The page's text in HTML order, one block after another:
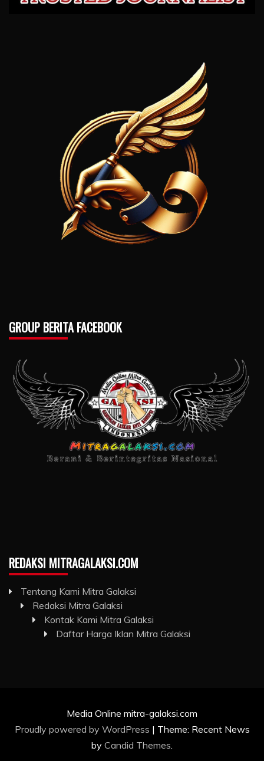
GROUP BERITA FACEBOOK
REDAKSI MITRAGALAKSI.COM
Tentang Kami Mitra Galaksi
Redaksi Mitra Galaksi
Kontak Kami Mitra Galaksi
Daftar Harga Iklan Mitra Galaksi
Media Online mitra-galaksi.com
Proudly powered by WordPress | Theme: Recent News
by Candid Themes